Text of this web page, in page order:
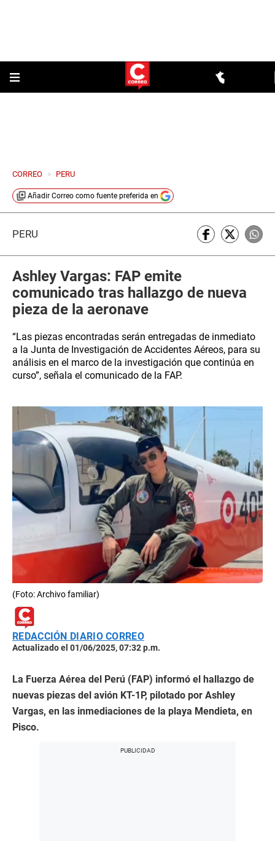
CORREO > PERU
Añadir Correo como fuente preferida en
PERÚ
Ashley Vargas: FAP emite
comunicado tras hallazgo de nueva
pieza de la aeronave
“Las piezas encontradas serán entregadas de inmediato
a la Junta de Investigación de Accidentes Aéreos, para su
análisis en el marco de la investigación que continúa en
curso”, señala el comunicado de la FAP.
(Foto: Archivo familiar)
REDACCIÓN DIARIO CORREO
Actualizado el 01/06/2025, 07:32 p.m.
La Fuerza Aérea del Perú (FAP) informó el hallazgo de
nuevas piezas del avión KT-1P, pilotado por Ashley
Vargas, en las inmediaciones de la playa Mendieta, en
Pisco.